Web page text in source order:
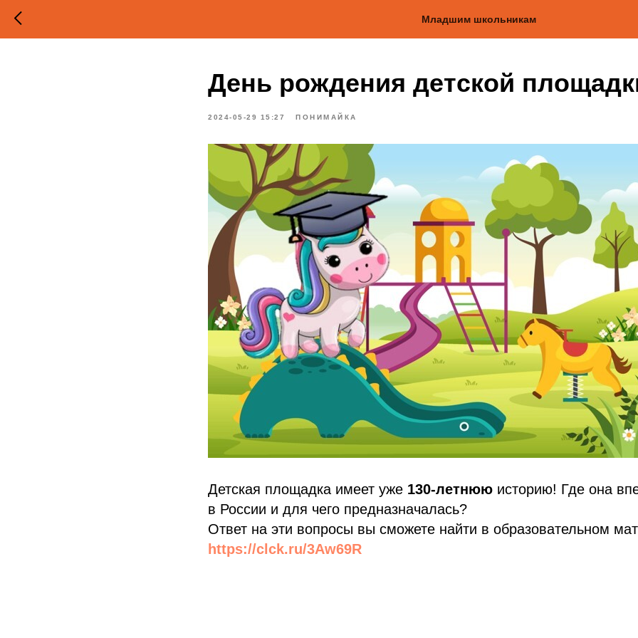
Младшим школьникам
День рождения детской
2024-05-29 15:27 ПОНИМАЙКА
Детская площадка имеет уже 130-летнюю историю! Где она
в России и для чего предназначалась?
Ответ на эти вопросы вы сможете найти в образовательном
https://clck.ru/3Aw69R